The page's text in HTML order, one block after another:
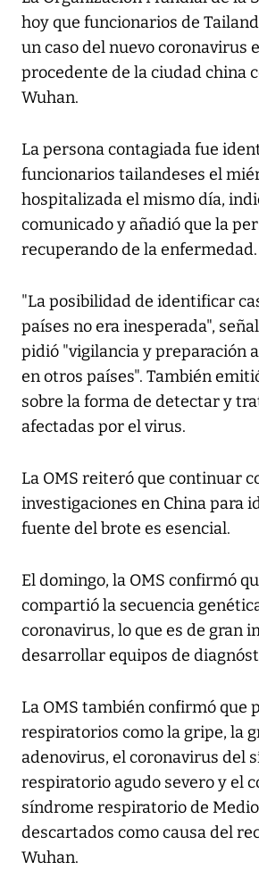
hoy que funcionarios de
un caso del nuevo coronavirus
procedente de la ciudad china
Wuhan.
La persona contagiada fue
funcionarios tailandeses el
hospitalizada el mismo día,
comunicado y añadió que la
recuperando de la enfermedad.
"La posibilidad de identificar
países no era inesperada",
pidió "vigilancia y preparación
en otros países". También
sobre la forma de detectar y
afectadas por el virus.
La OMS reiteró que continuar
investigaciones en China para
fuente del brote es esencial.
El domingo, la OMS confirmó
compartió la secuencia
coronavirus, lo que es de gran
desarrollar equipos de
La OMS también confirmó que
respiratorios como la gripe, la
adenovirus, el coronavirus del
respiratorio agudo severo y el
síndrome respiratorio de
descartados como causa del
Wuhan.